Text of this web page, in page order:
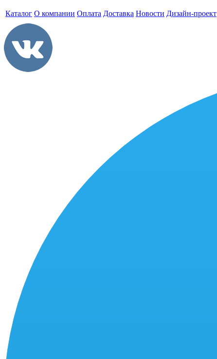
Каталог О компании Оплата Доставка Новости Дизайн-проект